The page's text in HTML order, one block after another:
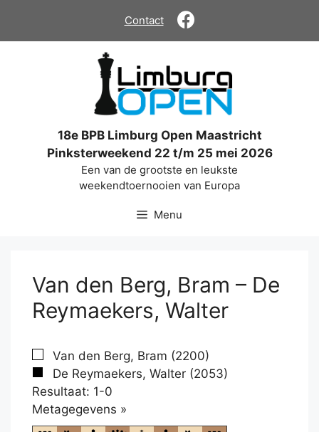
de
Contact
18e BPB Limburg Open Maastricht
Pinksterweekend 22 t/m 25 mei 2026
Een van de grootste en leukste
weekendtoernooien van Europa
Menu
Van den Berg, Bram – De
Reymaekers, Walter
Van den Berg, Bram (2200)
De Reymaekers, Walter (2053)
Resultaat: 1-0
Metagegevens »
om